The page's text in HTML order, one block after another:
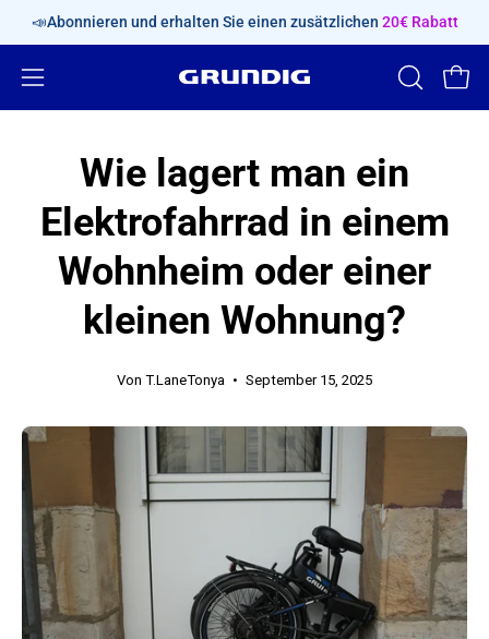
überspringen
📣Abonnieren und erhalten Sie einen zusätzlichen 20€ Rabatt
Navigationsmenü
ÖFFNEN
Wie lagert man ein
Elektrofahrrad in einem
Wohnheim oder einer
kleinen Wohnung?
Von T.LaneTonya September 15, 2025